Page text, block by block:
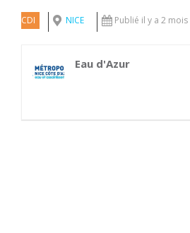
CDI NICE Publié il y a 2 mois
Eau d'Azur